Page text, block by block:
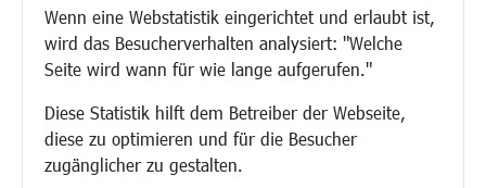
Wenn eine Webstatistik eingerichtet und erlaubt ist,
wird das Besucherverhalten analysiert: "Welche
Seite wird wann für wie lange aufgerufen."
Diese Statistik hilft dem Betreiber der Webseite,
diese zu optimieren und für die Besucher
zugänglicher zu gestalten.
Stadtbücherei
Stadtarchiv
Museen
Hotels/Unterkünfte
Gastronomie
Kunstszene